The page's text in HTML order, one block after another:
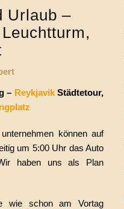
Urlaub –
– ReykjavikStädtetour,
können auf
um 5:00 Uhr das Auto
haben uns als Plan
wie schon am Vortag